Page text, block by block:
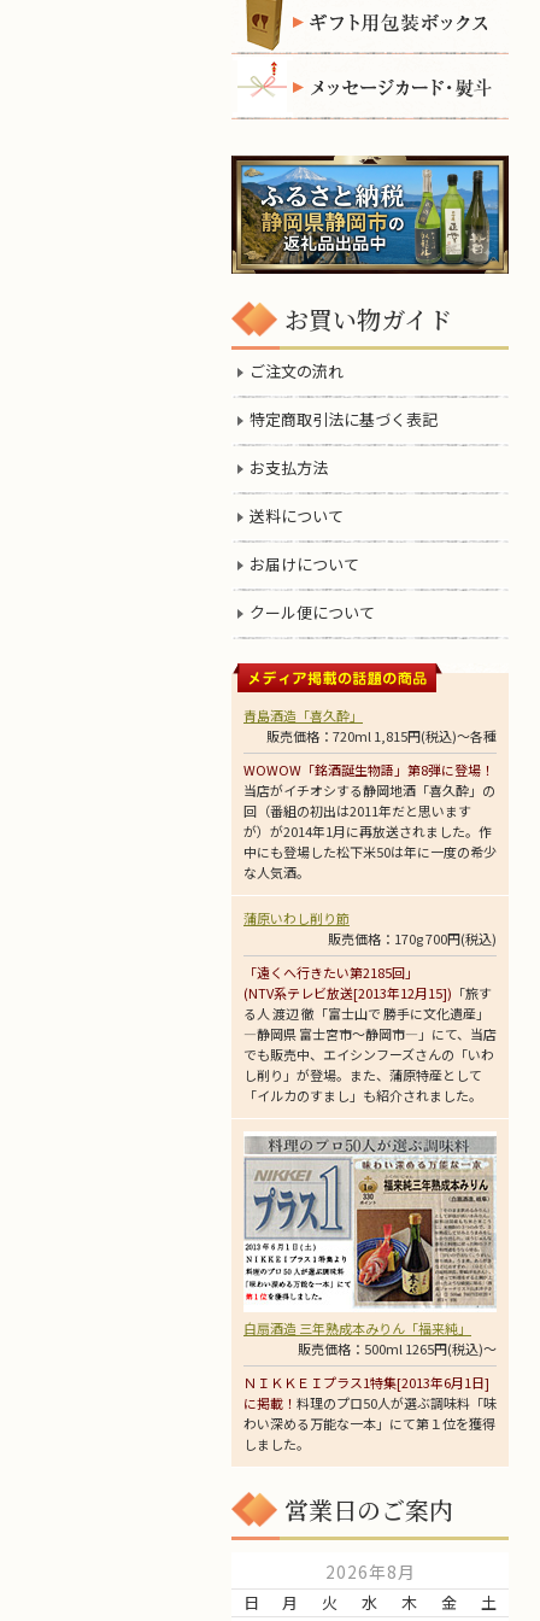
お買い物ガイド
ご注文の流れ
特定商取引法に基づく表記
お支払方法
送料について
お届けについて
クール便について
青島酒造「喜久酔」
販売価格：720ml 1,815円(税込)～各種
WOWOW「銘酒誕生物語」第8弾に登場！
当店がイチオシする静岡地酒「喜久酔」の
回（番組の初出は2011年だと思います
が）が2014年1月に再放送されました。作
中にも登場した松下米50は年に一度の希少
な人気酒。
蒲原いわし削り節
販売価格：170g 700円(税込)
「遠くへ行きたい第2185回」
(NTV系テレビ放送[2013年12月15]) 「旅す
る人 渡辺 徹「富士山で 勝手に文化遺産」
―静岡県 富士宮市～静岡市―」にて、当店
でも販売中、エイシンフーズさんの「いわ
し削り」が登場。また、蒲原特産として
「イルカのすまし」も紹介されました。
白扇酒造 三年熟成本みりん「福来純」
販売価格：500ml 1265円(税込)～
ＮＩＫＫＥＩプラス1特集[2013年6月1日]
に掲載！ 料理のプロ50人が選ぶ調味料「味
わい深める万能な一本」にて第１位を獲得
しました。
営業日のご案内
2026年8月
日 月 火 水 木 金
土